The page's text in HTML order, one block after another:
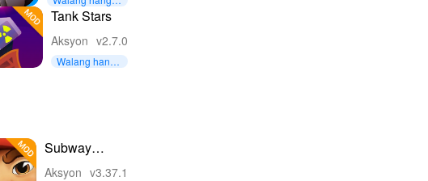
anan pera
Tank Stars
Aksyon v2.7.0
Walang hangg
Subway
Surfers
Aksyon v3.37.1